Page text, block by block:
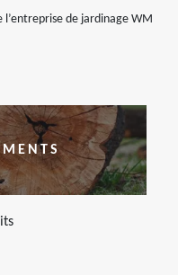
l’entreprise de jardinage WM